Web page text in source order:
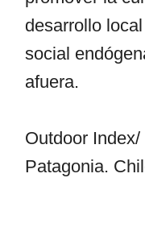
desarrollo
social
afuera.
Outdoor
Patagonia.